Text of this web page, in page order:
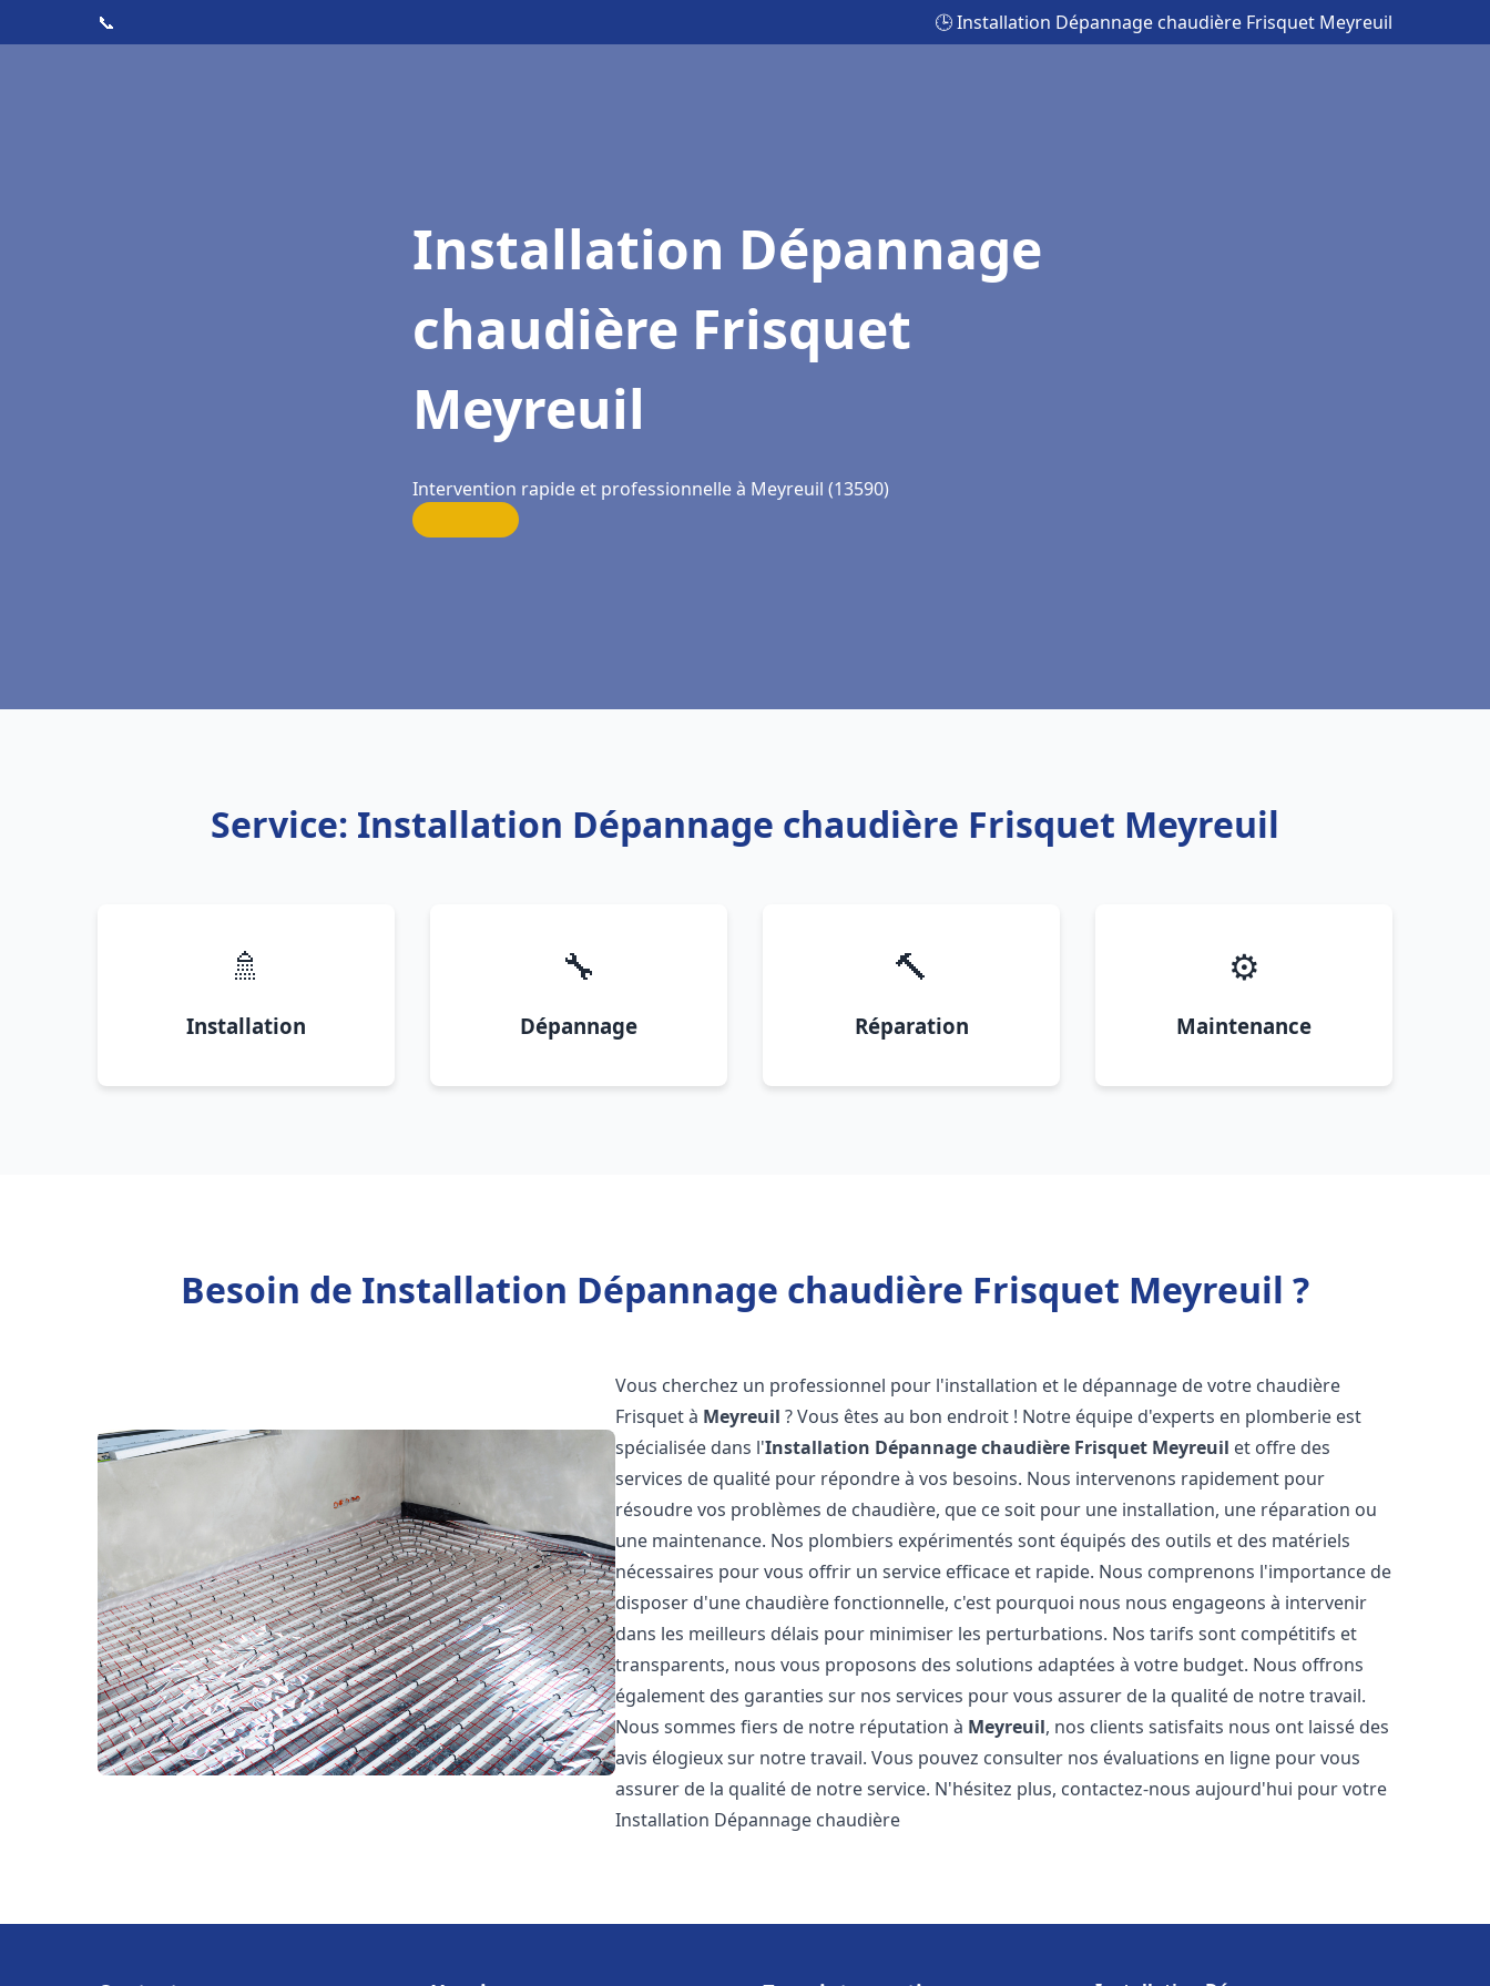
📞 🕒 Installation Dépannage chaudière Frisquet Meyreuil
Installation Dépannage
chaudière Frisquet
Meyreuil
Intervention rapide et professionnelle à Meyreuil (13590)
Service: Installation Dépannage chaudière Frisquet Meyreuil
🚿
Installation
🔧
Dépannage
🔨
Réparation
⚙️
Maintenance
Besoin de Installation Dépannage chaudière Frisquet Meyreuil ?
Vous cherchez un professionnel pour l'installation et le dépannage de votre chaudière
Frisquet à Meyreuil ? Vous êtes au bon endroit ! Notre équipe d'experts en plomberie est
spécialisée dans l'Installation Dépannage chaudière Frisquet Meyreuil et offre des
services de qualité pour répondre à vos besoins. Nous intervenons rapidement pour
résoudre vos problèmes de chaudière, que ce soit pour une installation, une réparation ou
une maintenance. Nos plombiers expérimentés sont équipés des outils et des matériels
nécessaires pour vous offrir un service efficace et rapide. Nous comprenons l'importance de
disposer d'une chaudière fonctionnelle, c'est pourquoi nous nous engageons à intervenir
dans les meilleurs délais pour minimiser les perturbations. Nos tarifs sont compétitifs et
transparents, nous vous proposons des solutions adaptées à votre budget. Nous offrons
également des garanties sur nos services pour vous assurer de la qualité de notre travail.
Nous sommes fiers de notre réputation à Meyreuil, nos clients satisfaits nous ont laissé des
avis élogieux sur notre travail. Vous pouvez consulter nos évaluations en ligne pour vous
assurer de la qualité de notre service. N'hésitez plus, contactez-nous aujourd'hui pour votre
Installation Dépannage chaudière